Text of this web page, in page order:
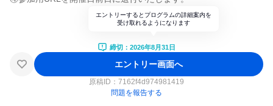
エントリーするとプログラムの詳細案内を
受け取れるようになります
締切：2026年8月31日
エントリー画面へ
原稿ID： 7162f4d974981419
問題を報告する